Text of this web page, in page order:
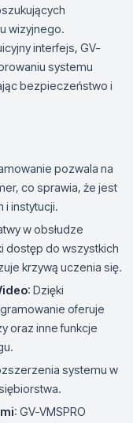
wizyjnego.
interfejs, GV-
systemu
bezpieczeństwo i
pozwala na
co sprawia, że jest
i instytucji.
w obsłudze
dostęp do wszystkich
krzywą uczenia się.
: Dzięki
oferuje
oraz inne funkcje
systemu w
: GV-VMSPRO